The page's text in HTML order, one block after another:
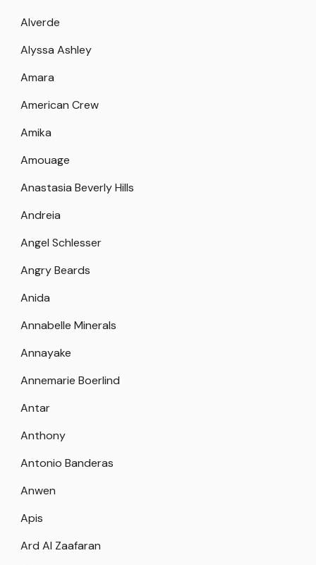
Alverde
Alyssa Ashley
Amara
American Crew
Amika
Amouage
Anastasia Beverly Hills
Andreia
Angel Schlesser
Angry Beards
Anida
Annabelle Minerals
Annayake
Annemarie Boerlind
Antar
Anthony
Antonio Banderas
Anwen
Apis
Ard Al Zaafaran